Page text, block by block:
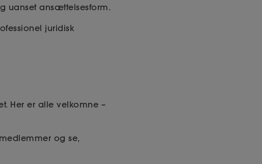
uanset ansættelsesform.
juridisk
Her er alle velkomne –
og se,